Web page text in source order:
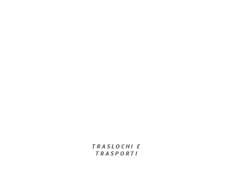
TRASLOCHI E
TRASPORTI​